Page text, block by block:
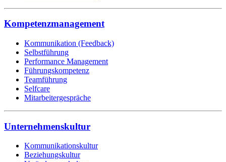
Kompetenzmanagement
Kommunikation (Feedback)
Selbstführung
Performance Management
Führungskompetenz
Teamführung
Selfcare
Mitarbeitergespräche
Unternehmenskultur
Kommunikationskultur
Beziehungskultur